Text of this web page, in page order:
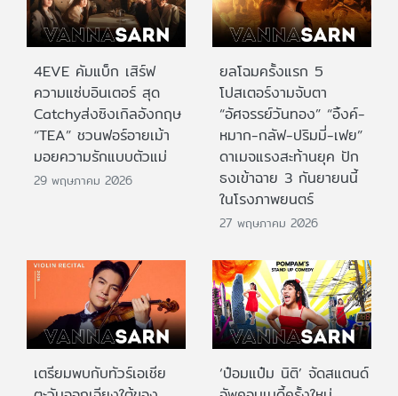
4EVE คัมแบ็ก เสิร์ฟ
ความแซ่บอินเตอร์ สุด
Catchyส่งซิงเกิลอังกฤษ
“TEA” ชวนฟอร์อายเม้า
มอยความรักแบบตัวแม่
29 พฤษภาคม 2026
ยลโฉมครั้งแรก 5
โปสเตอร์งามจับตา
“อัศจรรย์วันทอง” “อิ้งค์-
หมาก-กลัฟ-ปริมมี่-เฟย”
ดาเมจแรงสะท้านยุค ปัก
ธงเข้าฉาย 3 กันยายนนี้
ในโรงภาพยนตร์
27 พฤษภาคม 2026
เตรียมพบกับทัวร์เอเชีย
‘ป๋อมแป๋ม นิติ’ จัดสแตนด์